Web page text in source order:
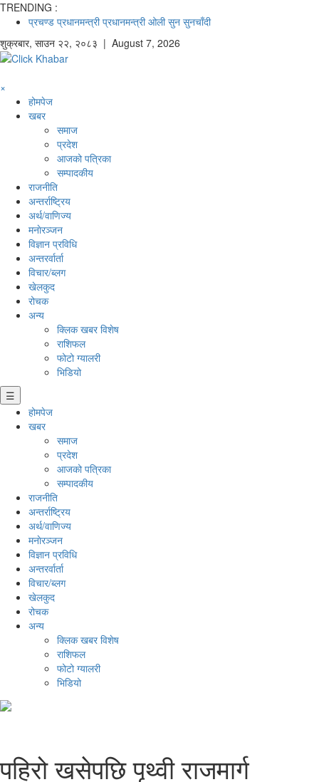
TRENDING :
प्रचण्ड प्रधानमन्त्री प्रधानमन्त्री ओली सुन सुनचाँदी
शुक्रबार, साउन २२, २०८३ | August 7, 2026
×
होमपेज
खबर
समाज
प्रदेश
आजको पत्रिका
सम्पादकीय
राजनीति
अन्तर्राष्ट्रिय
अर्थ/वाणिज्य
मनाेरञ्जन
विज्ञान प्रविधि
अन्तरर्वार्ता
विचार/ब्लग
खेलकुद
रोचक
अन्य
क्लिक खबर विशेष
राशिफल
फोटो ग्यालरी
भिडियो
☰
होमपेज
खबर
समाज
प्रदेश
आजको पत्रिका
सम्पादकीय
राजनीति
अन्तर्राष्ट्रिय
अर्थ/वाणिज्य
मनाेरञ्जन
विज्ञान प्रविधि
अन्तरर्वार्ता
विचार/ब्लग
खेलकुद
रोचक
अन्य
क्लिक खबर विशेष
राशिफल
फोटो ग्यालरी
भिडियो
पहिरो खसेपछि पृथ्वी राजमार्ग